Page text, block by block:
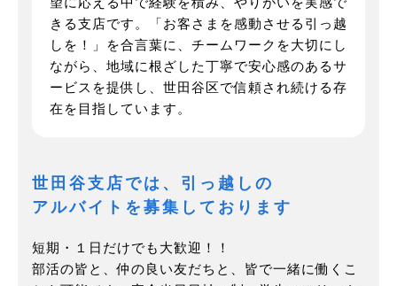
きる支店です。「お客さまを感動させる引っ越
しを！」を合言葉に、チームワークを大切にし
ながら、地域に根ざした丁寧で安心感のあるサ
ービスを提供し、世田谷区で信頼され続ける存
在を目指しています。
世田谷支店では、引っ越しの
アルバイトを募集しております
短期・１日だけでも大歓迎！！
部活の皆と、仲の良い友だちと、皆で一緒に働くこ